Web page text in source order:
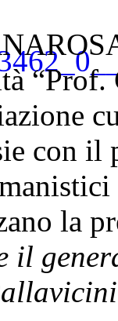
“Prof.
con
la
il